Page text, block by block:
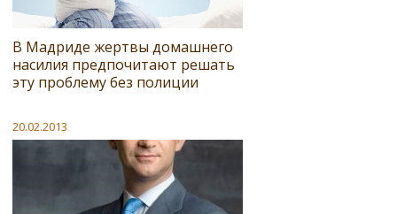
В Мадриде жертвы домашнего
насилия предпочитают решать
эту проблему без полиции
20.02.2013